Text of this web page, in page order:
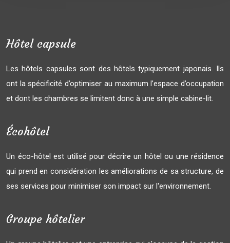
Hôtel capsule
Les hôtels capsules sont des hôtels typiquement japonais. Ils
ont la spécificité d’optimiser au maximum l’espace d’occupation
et dont les chambres se limitent donc à une simple cabine-lit.
Écohôtel
Un éco-hôtel est utilisé pour décrire un hôtel ou une résidence
qui prend en considération les améliorations de sa structure, de
ses services pour minimiser son impact sur l'environnement.
Groupe hôtelier